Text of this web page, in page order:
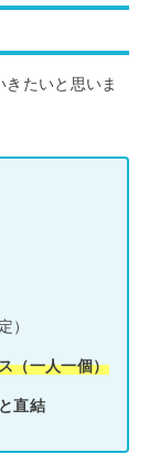
たいと思いま
）
（一人一個）
直結